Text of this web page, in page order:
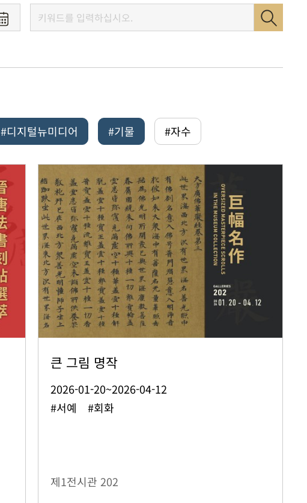
#디지털뉴미디어 #기물 #자수
큰 그림 명작
2026-01-20~2026-04-12
#서예 #회화
제1전시관 202